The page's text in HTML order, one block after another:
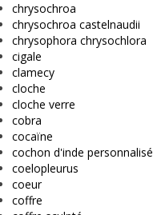
chrysochroa
chrysochroa castelnaudii
chrysophora chrysochlora
cigale
clamecy
cloche
cloche verre
cobra
cocaïne
cochon d'inde personnalisé
coelopleurus
coeur
coffre